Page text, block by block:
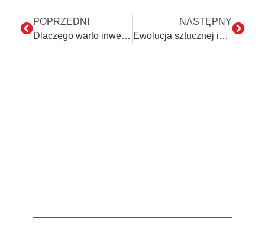
POPRZEDNI
Dlaczego warto inwestować w szkolenia z sztucznej inteligencji w organizacjach
NASTĘPNY
Ewolucja sztucznej inteligencji w e-commerce